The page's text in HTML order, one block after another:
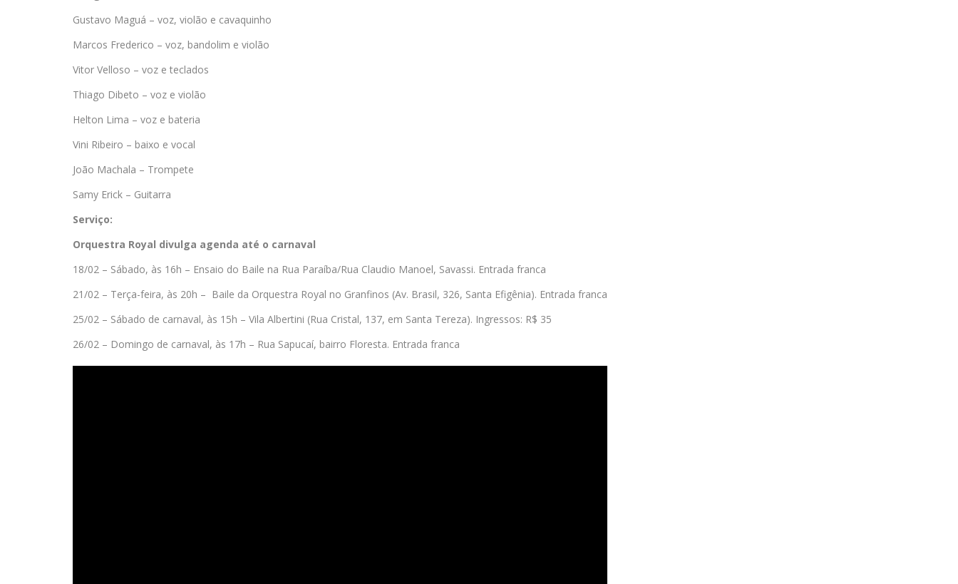
Gustavo Maguá – voz, violão e cavaquinho
Marcos Frederico – voz, bandolim e violão
Vitor Velloso – voz e teclados
Thiago Dibeto – voz e violão
Helton Lima – voz e bateria
Vini Ribeiro – baixo e vocal
João Machala – Trompete
Samy Erick – Guitarra
Serviço:
Orquestra Royal divulga agenda até o carnaval
18/02 – Sábado, às 16h – Ensaio do Baile na Rua Paraíba/Rua Claudio Manoel, Savassi. Entrada franca
21/02 – Terça-feira, às 20h – Baile da Orquestra Royal no Granfinos (Av. Brasil, 326, Santa Efigênia). Entrada franca
25/02 – Sábado de carnaval, às 15h – Vila Albertini (Rua Cristal, 137, em Santa Tereza). Ingressos: R$ 35
26/02 – Domingo de carnaval, às 17h – Rua Sapucaí, bairro Floresta. Entrada franca